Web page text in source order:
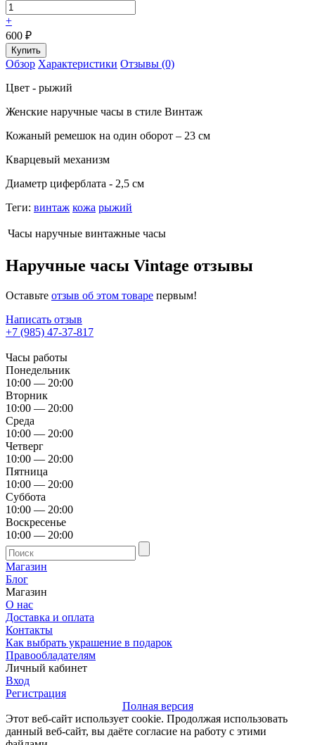
+
600 ₽
Обзор Характеристики Отзывы (0)
Цвет - рыжий
Женские наручные часы в стиле Винтаж
Кожаный ремешок на один оборот – 23 см
Кварцевый механизм
Диаметр циферблата - 2,5 см
Теги: винтаж кожа рыжий
Часы наручные винтажные часы
Наручные часы Vintage отзывы
Оставьте отзыв об этом товаре первым!
Написать отзыв
+7 (985) 47-37-817
Часы работы
Понедельник
10:00 — 20:00
Вторник
10:00 — 20:00
Среда
10:00 — 20:00
Четверг
10:00 — 20:00
Пятница
10:00 — 20:00
Суббота
10:00 — 20:00
Воскресенье
10:00 — 20:00
Магазин
Блог
Магазин
О нас
Доставка и оплата
Контакты
Как выбрать украшение в подарок
Правообладателям
Личный кабинет
Вход
Регистрация
Полная версия
Этот веб-сайт использует cookie. Продолжая использовать
данный веб-сайт, вы даёте согласие на работу с этими